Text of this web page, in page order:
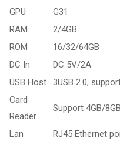
GPU
G31
RAM
2/4GB
ROM
16/32/64GB
DC In
DC 5V/2A
USB Host
3USB 2.0,
Card
Reader
Support 4GB/
Lan
RJ45 Ethernet